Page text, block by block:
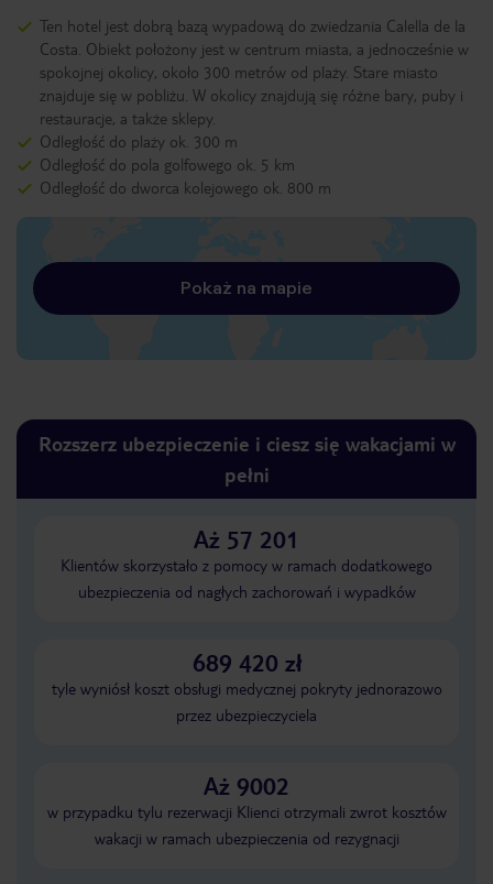
Ten hotel jest dobrą bazą wypadową do zwiedzania Calella de la
Costa. Obiekt położony jest w centrum miasta, a jednocześnie w
spokojnej okolicy, około 300 metrów od plaży. Stare miasto
znajduje się w pobliżu. W okolicy znajdują się różne bary, puby i
restauracje, a także sklepy.
Odległość do plaży ok. 300 m
Odległość do pola golfowego ok. 5 km
Odległość do dworca kolejowego ok. 800 m
Pokaż na mapie
Rozszerz ubezpieczenie i ciesz się wakacjami w
pełni
Aż 57 201
Klientów skorzystało z pomocy w ramach dodatkowego
ubezpieczenia od nagłych zachorowań i wypadków
689 420 zł
tyle wyniósł koszt obsługi medycznej pokryty jednorazowo
przez ubezpieczyciela
Aż 9002
w przypadku tylu rezerwacji Klienci otrzymali zwrot kosztów
wakacji w ramach ubezpieczenia od rezygnacji